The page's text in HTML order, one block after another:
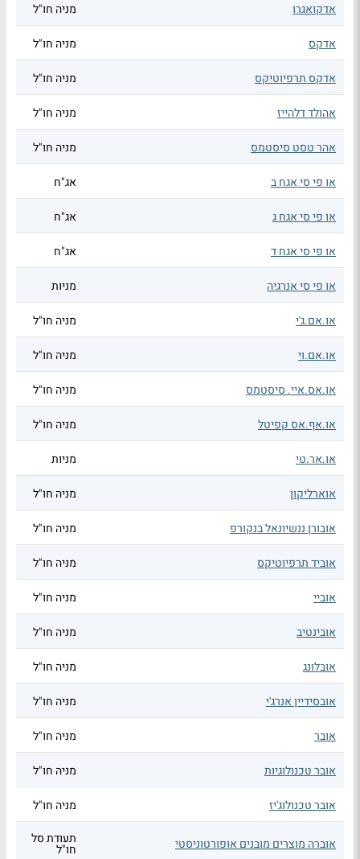
אדקואגרו מניה חו"ל
אדקס מניה חו"ל
אדקס תרפיוטיקס מניה חו"ל
אהולד דלהייז מניה חו"ל
אהר טסט סיסטמס מניה חו"ל
או פי סי אגח ב אג"ח
או פי סי אגח ג אג"ח
או פי סי אגח ד אג"ח
או פי סי אנרגיה מניות
או.אם.ג'י מניה חו"ל
או.אם.וי מניה חו"ל
או.אס.איי. סיסטמס מניה חו"ל
או.אף.אס קפיטל מניה חו"ל
או.אר.טי מניות
אוארליקון מניה חו"ל
אובורן ננשיונאל בנקורפ מניה חו"ל
אוביד תרפיוטיקס מניה חו"ל
אוביי מניה חו"ל
אובינטיב מניה חו"ל
אובלונג מניה חו"ל
אובסידיין אנרג'י מניה חו"ל
אובר מניה חו"ל
אובר טכנולוגיות מניה חו"ל
אובר טכנולוג'יז מניה חו"ל
אוברה מוצרים מובנים אופורטוניסטי תעודת סל
חו"ל